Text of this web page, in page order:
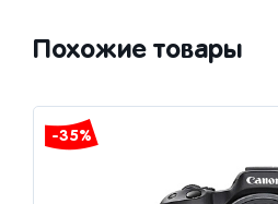
Похожие товары
-35%